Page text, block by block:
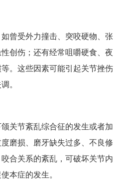
曾受外力撞击、突咬硬物、张
创伤；还有经常咀嚼硬食、夜
。这些因素可能引起关节挫伤
。
关节紊乱综合征的发生或者加
磨损、磨牙缺失过多、不良修
合关系的紊乱，可破坏关节内
本症的发生。